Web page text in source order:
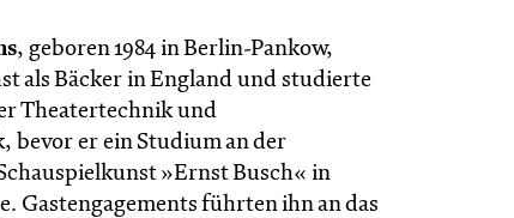
, geboren 1984 in Berlin-Pankow,
als Bäcker in England und studierte
Theatertechnik und
bevor er ein Studium an der
»Ernst Busch« in
Gastengagements führten ihn an das